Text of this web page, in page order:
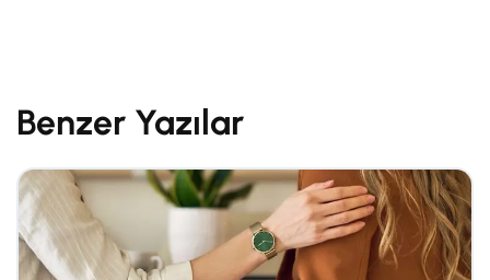
Benzer Yazılar